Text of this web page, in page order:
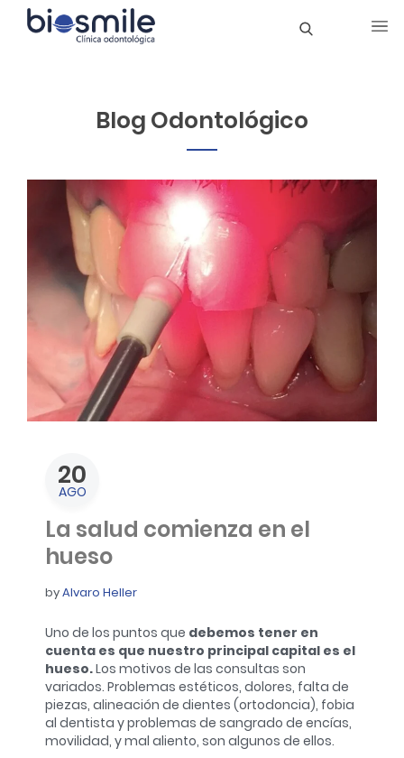
20
AGO
La salud comienza en el
hueso
byAlvaro Heller
Uno de los puntos que debemos tener en
cuenta es que nuestro principal capital es el
hueso.Los motivos de las consultas son
variados. Problemas estéticos, dolores, falta de
piezas, alineación de dientes (ortodoncia), fobia
al dentista y problemas de sangrado de encías,
movilidad, y mal aliento, son algunos de ellos.